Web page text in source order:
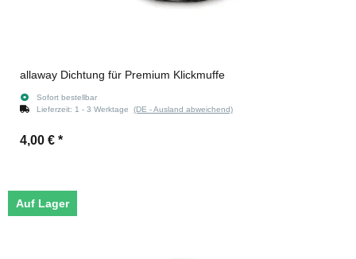
allaway Dichtung für Premium Klickmuffe
Sofort bestellbar
Lieferzeit: 1 - 3 Werktage (DE - Ausland abweichend)
4,00 € *
Auf Lager